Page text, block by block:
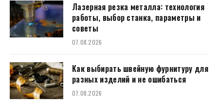
Лазерная резка металла: технология
работы, выбор станка, параметры и
советы
07.08.2026
Как выбирать швейную фурнитуру для
разных изделий и не ошибаться
07.08.2026